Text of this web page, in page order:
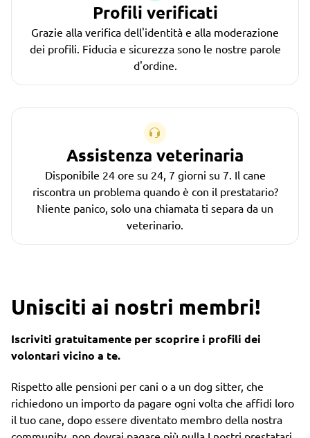
Profili verificati
Grazie alla verifica dell'identità e alla moderazione
dei profili. Fiducia e sicurezza sono le nostre parole
d'ordine.
Assistenza veterinaria
Disponibile 24 ore su 24, 7 giorni su 7. Il cane
riscontra un problema quando è con il prestatario?
Niente panico, solo una chiamata ti separa da un
veterinario.
Unisciti ai nostri membri!
Iscriviti gratuitamente per scoprire i profili dei
volontari vicino a te.
Rispetto alle pensioni per cani o a un dog sitter, che
richiedono un importo da pagare ogni volta che affidi loro
il tuo cane, dopo essere diventato membro della nostra